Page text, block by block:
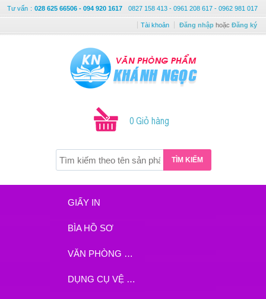
Tư vấn : 028 625 66506 - 094 920 1617 0827 158 413 - 0961 208 617 - 0962 981 017
Tài khoản Đăng nhập hoặc Đăng ký
0 Giỏ hàng
TÌM KIẾM
GIẤY IN
BÌA HỒ SƠ
VĂN PHÒNG PHẨM
DỤNG CỤ VỆ SINH